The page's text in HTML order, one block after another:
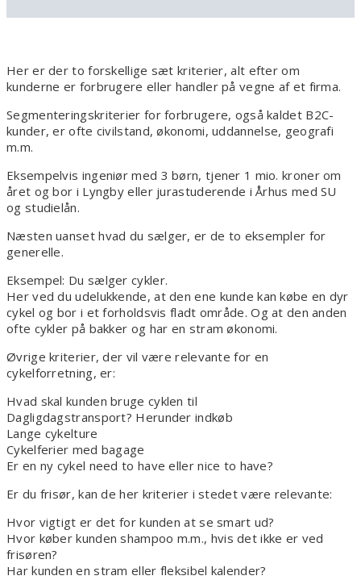
Her er der to forskellige sæt kriterier, alt efter om
kunderne er forbrugere eller handler på vegne af et firma.
Segmenteringskriterier for forbrugere, også kaldet B2C-
kunder, er ofte civilstand, økonomi, uddannelse, geografi
m.m.
Eksempelvis ingeniør med 3 børn, tjener 1 mio. kroner om
året og bor i Lyngby eller jurastuderende i Århus med SU
og studielån.
Næsten uanset hvad du sælger, er de to eksempler for
generelle.
Eksempel: Du sælger cykler.
Her ved du udelukkende, at den ene kunde kan købe en dyr
cykel og bor i et forholdsvis fladt område. Og at den anden
ofte cykler på bakker og har en stram økonomi.
Øvrige kriterier, der vil være relevante for en
cykelforretning, er:
Hvad skal kunden bruge cyklen til
Dagligdagstransport? Herunder indkøb
Lange cykelture
Cykelferier med bagage
Er en ny cykel need to have eller nice to have?
Er du frisør, kan de her kriterier i stedet være relevante:
Hvor vigtigt er det for kunden at se smart ud?
Hvor køber kunden shampoo m.m., hvis det ikke er ved
frisøren?
Har kunden en stram eller fleksibel kalender?